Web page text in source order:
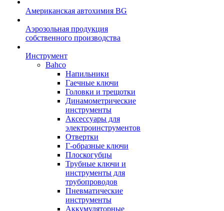
Американская автохимия BG
Аэрозольная продукция
собственного производства
Инструмент
Bahco
Напильники
Гаечные ключи
Головки и трещотки
Динамометрические
инструменты
Аксессуары для
электроинструментов
Отвертки
Г-образные ключи
Плоскогубцы
Трубные ключи и
инструменты для
трубопроводов
Пневматические
инструменты
Аккумуляторные